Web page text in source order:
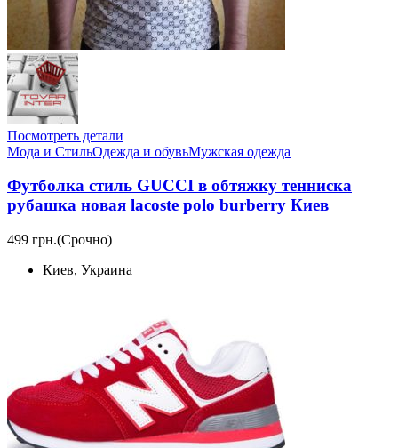
Посмотреть детали
Мода и СтильОдежда и обувьМужская одежда
Футболка стиль GUCCI в обтяжку тенниска
рубашка новая lacoste polo burberry Киев
499 грн.(Срочно)
Киев, Украина